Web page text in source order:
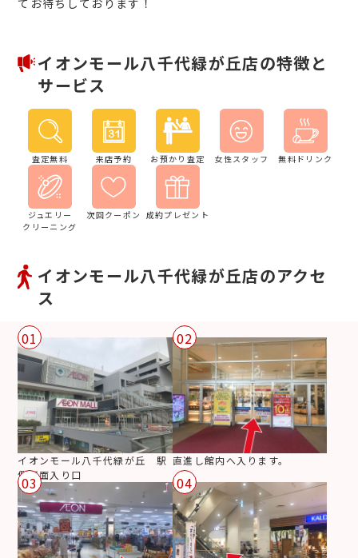
イオンモール八千代緑が丘店の特徴と
サービス
査定無料 来店予約 お預かり査定 女性スタッフ 無料ドリンク
ジュエリー
クリーニング
次回クーポン 成約プレゼント
イオンモール八千代緑が丘店のアクセ
ス
01
イオンモール八千代緑が丘 駅
側正面入り口
02
直進し館内へ入ります。
03 04